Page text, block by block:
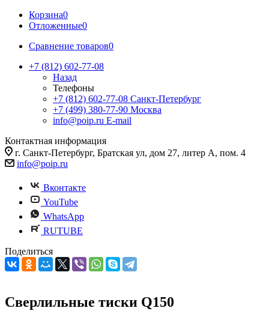
Корзина0
Отложенные0
Сравнение товаров0
+7 (812) 602-77-08
Назад
Телефоны
+7 (812) 602-77-08 Санкт-Петербург
+7 (499) 380-77-90 Москва
info@poip.ru E-mail
Контактная информация
г. Санкт-Петербург, Братская ул, дом 27, литер А, пом. 4
info@poip.ru
Вконтакте
YouTube
WhatsApp
RUTUBE
Поделиться
Сверлильные тиски Q150